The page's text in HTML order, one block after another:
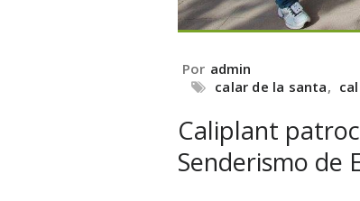
Por admin
calar de la santa,
Caliplant
Senderismo de